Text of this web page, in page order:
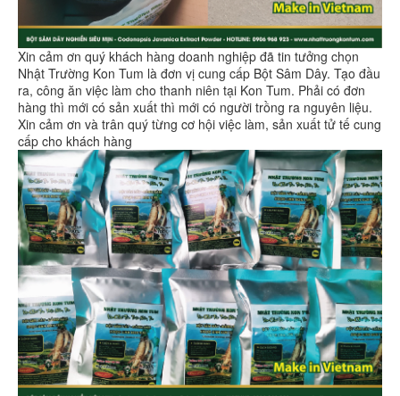
Xin cảm ơn quý khách hàng doanh nghiệp đã tin tưởng chọn
Nhật Trường Kon Tum là đơn vị cung cấp Bột Sâm Dây. Tạo đầu
ra, công ăn việc làm cho thanh niên tại Kon Tum. Phải có đơn
hàng thì mới có sản xuất thì mới có người trồng ra nguyên liệu.
Xin cảm ơn và trân quý từng cơ hội việc làm, sản xuất tử tế cung
cấp cho khách hàng